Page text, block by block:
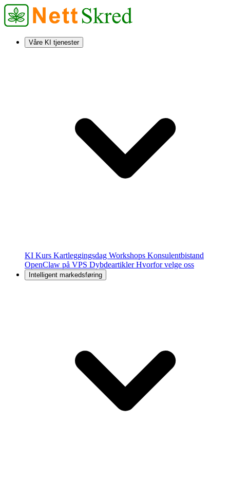
Våre KI tjenester
KI Kurs Kartleggingsdag Workshops Konsulentbistand
OpenClaw på VPS DybdeartiklerHvorfor velge oss
Intelligent markedsføring